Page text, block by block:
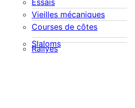
Essais
Vieilles mécaniques
Courses de côtes
Slaloms
Rallyes